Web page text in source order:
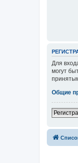
Для
могут
Общие